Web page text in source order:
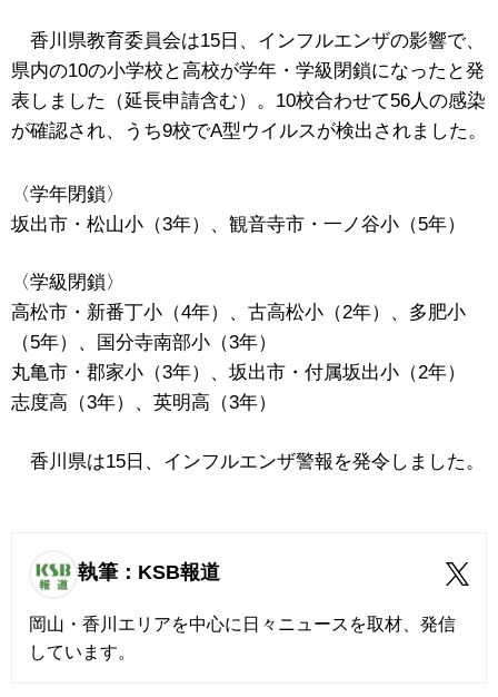
香川県教育委員会は15日、インフルエンザの影響で、
県内の10の小学校と高校が学年・学級閉鎖になったと発
表しました（延長申請含む）。10校合わせて56人の感染
が確認され、うち9校でA型ウイルスが検出されました。
〈学年閉鎖〉
坂出市・松山小（3年）、観音寺市・一ノ谷小（5年）
〈学級閉鎖〉
高松市・新番丁小（4年）、古高松小（2年）、多肥小
（5年）、国分寺南部小（3年）
丸亀市・郡家小（3年）、坂出市・付属坂出小（2年）
志度高（3年）、英明高（3年）
香川県は15日、インフルエンザ警報を発令しました。
執筆：KSB報道
岡山・香川エリアを中心に日々ニュースを取材、発信
しています。